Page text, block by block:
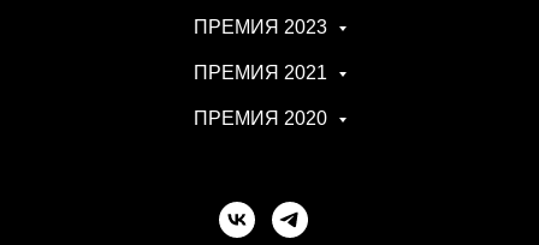
ПРЕМИЯ 2023
ПРЕМИЯ 2021
ПРЕМИЯ 2020